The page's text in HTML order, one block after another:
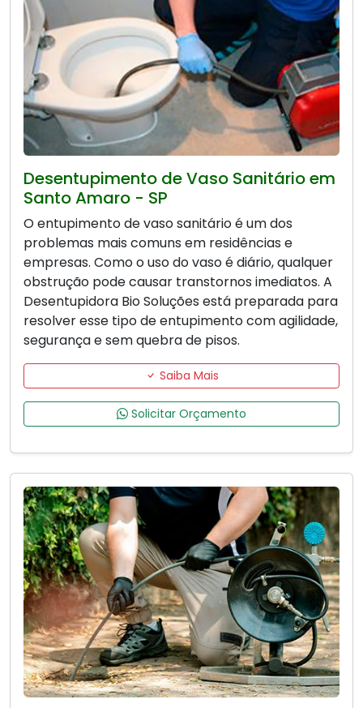
Desentupimento de Vaso Sanitário em
Santo Amaro - SP
O entupimento de vaso sanitário é um dos
problemas mais comuns em residências e
empresas. Como o uso do vaso é diário, qualquer
obstrução pode causar transtornos imediatos. A
Desentupidora Bio Soluções está preparada para
resolver esse tipo de entupimento com agilidade,
segurança e sem quebra de pisos.
Saiba Mais
Solicitar Orçamento